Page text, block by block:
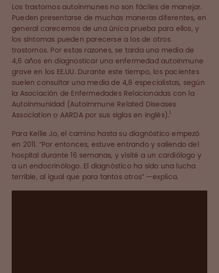
Los trastornos autoinmunes no son fáciles de manejar.
Pueden presentarse de muchas maneras diferentes, en
general carecemos de una única prueba para ellos, y
los síntomas pueden parecerse a los de otros
trastornos. Por estas razones, se tarda una media de
4,6 años en diagnosticar una enfermedad autoinmune
grave en los EE.UU. Durante este tiempo, los pacientes
suelen consultar una media de 4,8 especialistas, según
la Asociación de Enfermedades Relacionadas con la
Autoinmunidad (Autoimmune Related Diseases
Association o AARDA por sus siglas en inglés).
Para Kellie Jo, el camino hasta su diagnóstico empezó
en 2011. “Por entonces, estuve entrando y saliendo del
hospital durante 16 semanas, y visité a un cardiólogo y
a un endocrinólogo. El diagnóstico ha sido una lucha
terrible, al igual que para tantos otros” —explica.